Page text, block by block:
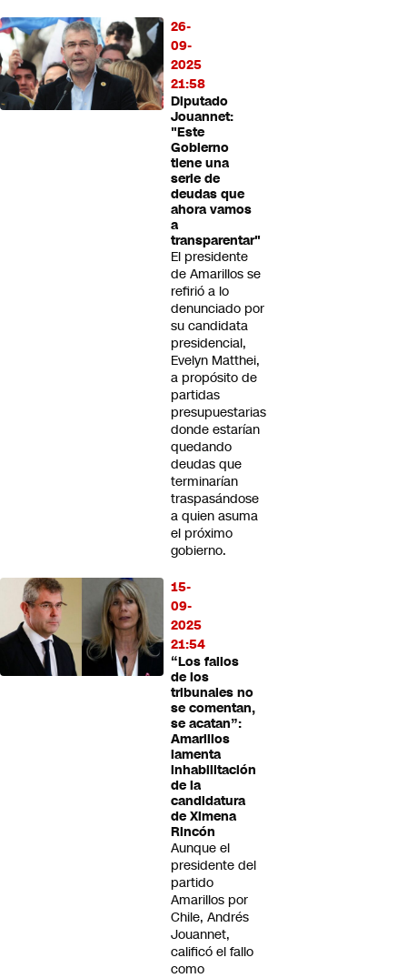
26-
09-
2025
21:58
Diputado
Jouannet:
"Este
Gobierno
tiene una
serie de
deudas que
ahora vamos
a
transparentar"
El presidente
de Amarillos se
refirió a lo
denunciado por
su candidata
presidencial,
Evelyn Matthei,
a propósito de
partidas
presupuestarias
donde estarían
quedando
deudas que
terminarían
traspasándose
a quien asuma
el próximo
gobierno.
15-
09-
2025
21:54
“Los fallos
de los
tribunales no
se comentan,
se acatan”:
Amarillos
lamenta
inhabilitación
de la
candidatura
de Ximena
Rincón
Aunque el
presidente del
partido
Amarillos por
Chile, Andrés
Jouannet,
calificó el fallo
como